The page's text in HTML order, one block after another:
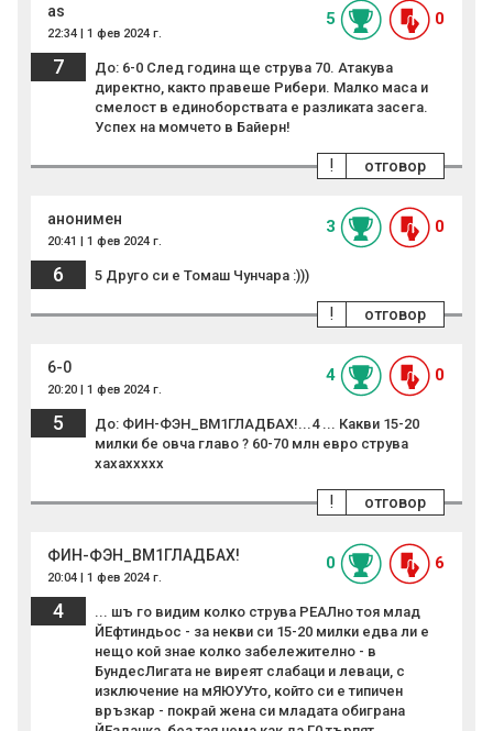
as
22:34 | 1 фев 2024 г.
5 0
7
До: 6-0 След година ще струва 70. Атакува
директно, както правеше Рибери. Малко маса и
смелост в единоборствата е разликата засега.
Успех на момчето в Байерн!
отговор
!
анонимен
20:41 | 1 фев 2024 г.
3 0
6 5 Друго си е Томаш Чунчара :)))
отговор
!
6-0
20:20 | 1 фев 2024 г.
4 0
5
До: ФИН-ФЭН_BM1ГЛАДБАХ!...4 ... Какви 15-20
милки бе овча главо ? 60-70 млн евро струва
хахаххххх
отговор
!
ФИН-ФЭН_BM1ГЛАДБАХ!
20:04 | 1 фев 2024 г.
0 6
4
... шъ го видим колко струва РЕАЛно тоя млад
ЙЕфтиндьос - за некви си 15-20 милки едва ли е
нещо кой знае колко забележително - в
БундесЛигата не виреят слабаци и леваци, с
изключение на мЯЮУУто, който си е типичен
връзкар - покрай жена си младата обиграна